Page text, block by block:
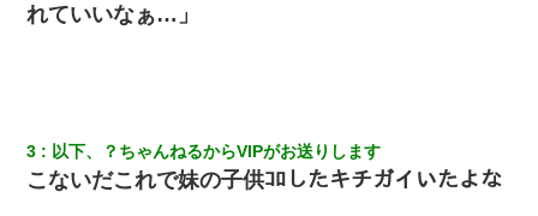
嘘をついてフリン旅行へ出かけた嫁→翌日、嫁「ただいま～」旦
れていいなぁ…」
3 以下、？ちゃんねるからVIPがお送りします
こないだこれで妹の子供ｺﾛしたキチガイいたよな